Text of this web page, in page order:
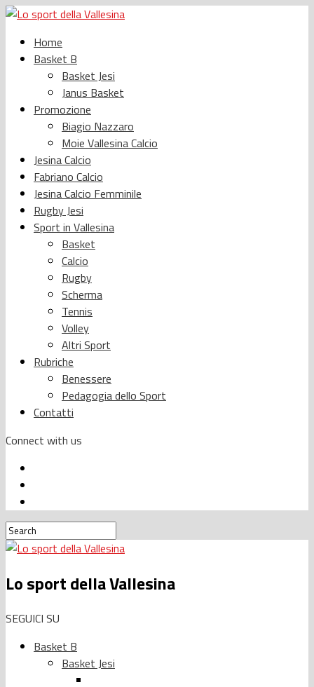
Home
Basket B
Basket Jesi
Janus Basket
Promozione
Biagio Nazzaro
Moie Vallesina Calcio
Jesina Calcio
Fabriano Calcio
Jesina Calcio Femminile
Rugby Jesi
Sport in Vallesina
Basket
Calcio
Rugby
Scherma
Tennis
Volley
Altri Sport
Rubriche
Benessere
Pedagogia dello Sport
Contatti
Connect with us
Lo sport della Vallesina
SEGUICI SU
Basket B
Basket Jesi